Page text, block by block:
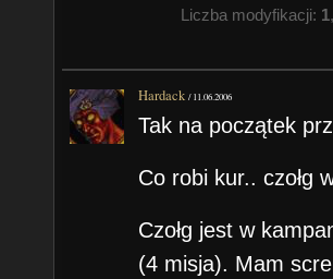
Liczba modyfikacji: 1
Hardack /11.06.2006
Tak na początek
Co robi kur.. czołg
Czołg jest w
(4 misja). Mam